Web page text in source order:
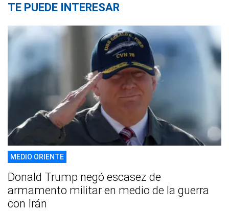
TE PUEDE INTERESAR
MEDIO ORIENTE
Donald Trump negó escasez de
armamento militar en medio de la guerra
con Irán